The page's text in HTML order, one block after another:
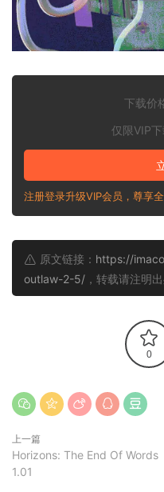
下载价
仅限VIP
注册登录升级VIP会员，尊享
原文链接： https://
outlaw-2-5/ ，转载请注明出
0
上一篇
Horizons: The End Of Words
1.01